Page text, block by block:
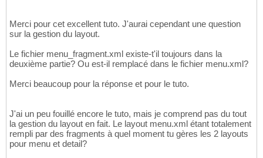
Merci pour cet excellent tuto. J'aurai cependant une question
sur la gestion du layout.
Le fichier menu_fragment.xml existe-t'il toujours dans la
deuxième partie? Ou est-il remplacé dans le fichier menu.xml?
Merci beaucoup pour la réponse et pour le tuto.
J'ai un peu fouillé encore le tuto, mais je comprend pas du tout
la gestion du layout en fait. Le layout menu.xml étant totalement
rempli par des fragments à quel moment tu gères les 2 layouts
pour menu et detail?